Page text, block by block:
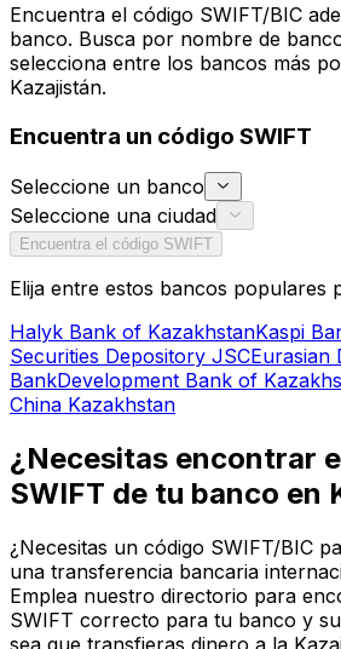
Encuentra el código SWIFT/BIC
banco. Busca por nombre de
selecciona entre los bancos más
Kazajistán.
Encuentra un código SWIFT
Seleccione un banco
Seleccione una ciudad
Encuentra el código SWIFT
Elija entre estos bancos populares
Halyk Bank of KazakhstanKaspi
Securities Depository JSCEurasian
BankDevelopment Bank of
China Kazakhstan
¿Necesitas encontrar
SWIFT de tu banco en
¿Necesitas un código SWIFT/BIC
una transferencia bancaria
Emplea nuestro directorio para
SWIFT correcto para tu banco y